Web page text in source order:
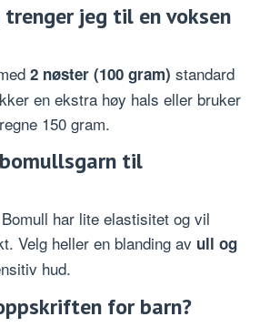
trenger jeg til en voksen
2 nøster (100 gram) standard
en ekstra høy hals eller bruker
150 gram.
til
har lite elastisitet og vil
Velg heller en blanding av ull og
hud.
for barn?